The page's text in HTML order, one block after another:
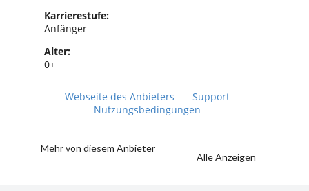
Karrierestufe:
Anfänger
Alter:
0+
Webseite des Anbieters
Support
Nutzungsbedingungen
Mehr von diesem Anbieter
Alle Anzeigen